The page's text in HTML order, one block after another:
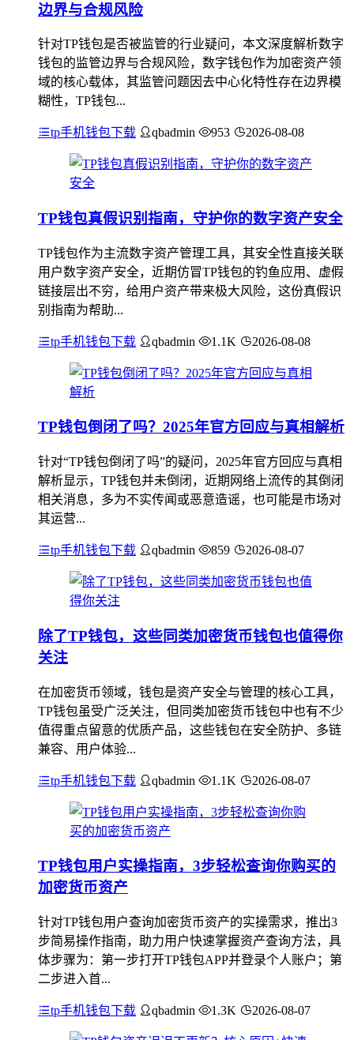
边界与合规风险
针对TP钱包是否被监管的行业疑问，本文深度解析数字
钱包的监管边界与合规风险，数字钱包作为加密资产领
域的核心载体，其监管问题因去中心化特性存在边界模
糊性，TP钱包...
tp手机钱包下载 qbadmin 953 2026-08-08
TP钱包真假识别指南，守护你的数字资产安全
TP钱包作为主流数字资产管理工具，其安全性直接关联
用户数字资产安全，近期仿冒TP钱包的钓鱼应用、虚假
链接层出不穷，给用户资产带来极大风险，这份真假识
别指南为帮助...
tp手机钱包下载 qbadmin 1.1K 2026-08-08
TP钱包倒闭了吗？2025年官方回应与真相解析
针对“TP钱包倒闭了吗”的疑问，2025年官方回应与真相
解析显示，TP钱包并未倒闭，近期网络上流传的其倒闭
相关消息，多为不实传闻或恶意造谣，也可能是市场对
其运营...
tp手机钱包下载 qbadmin 859 2026-08-07
除了TP钱包，这些同类加密货币钱包也值得你
关注
在加密货币领域，钱包是资产安全与管理的核心工具，
TP钱包虽受广泛关注，但同类加密货币钱包中也有不少
值得重点留意的优质产品，这些钱包在安全防护、多链
兼容、用户体验...
tp手机钱包下载 qbadmin 1.1K 2026-08-07
TP钱包用户实操指南，3步轻松查询你购买的
加密货币资产
针对TP钱包用户查询加密货币资产的实操需求，推出3
步简易操作指南，助力用户快速掌握资产查询方法，具
体步骤为：第一步打开TP钱包APP并登录个人账户；第
二步进入首...
tp手机钱包下载 qbadmin 1.3K 2026-08-07